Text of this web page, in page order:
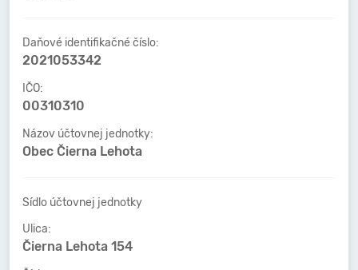
Daňové identifikačné číslo:
2021053342
IČO:
00310310
Názov účtovnej jednotky:
Obec Čierna Lehota
Sídlo účtovnej jednotky
Ulica:
Čierna Lehota 154